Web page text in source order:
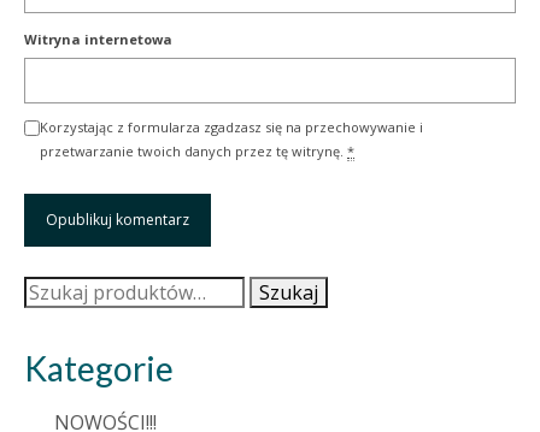
Witryna internetowa
Korzystając z formularza zgadzasz się na przechowywanie i
przetwarzanie twoich danych przez tę witrynę. *
Szukaj: Szukaj
Kategorie
NOWOŚCI!!!